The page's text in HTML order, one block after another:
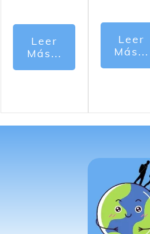
Leer
Más...
Leer
Más...